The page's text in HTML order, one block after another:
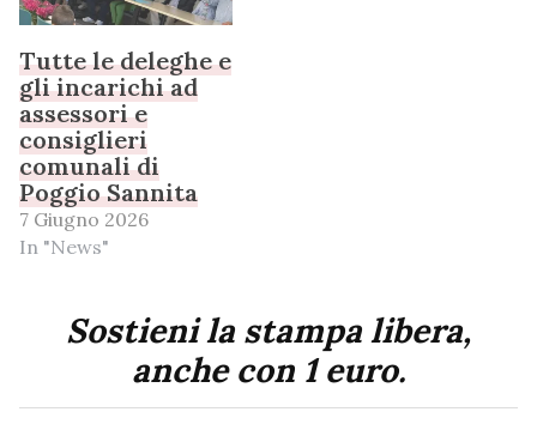
Tutte le deleghe e
gli incarichi ad
assessori e
consiglieri
comunali di
Poggio Sannita
7 Giugno 2026
In "News"
Sostieni la stampa libera,
anche con 1 euro.